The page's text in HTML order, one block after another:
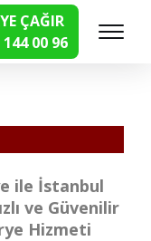
ÇAĞIR
144 00 96
ile İstanbul
ve Güvenilir
Hizmeti